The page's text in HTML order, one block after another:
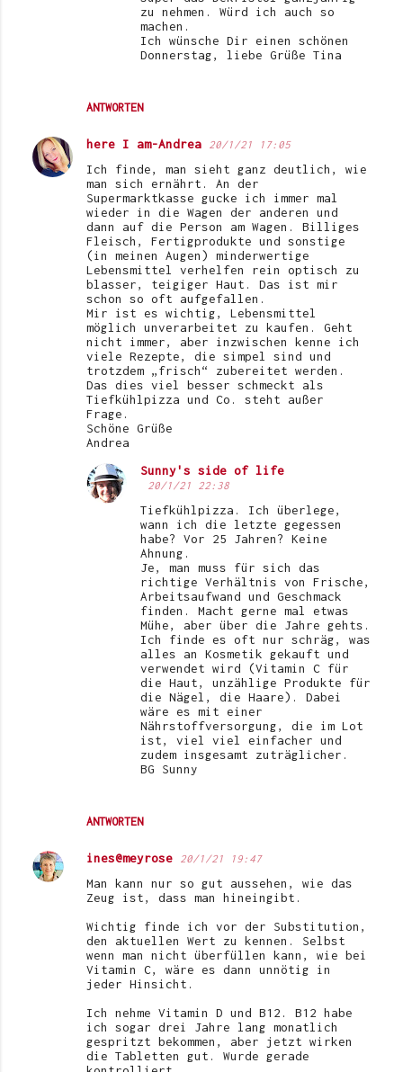
ANTWORTEN
zu nehmen. Würd ich auch so
machen.
Ich wünsche Dir einen schönen
Donnerstag, liebe Grüße Tina
here I am-Andrea 20/1/21 17:05
Ich finde, man sieht ganz deutlich, wie
man sich ernährt. An der
Supermarktkasse gucke ich immer mal
wieder in die Wagen der anderen und
dann auf die Person am Wagen. Billiges
Fleisch, Fertigprodukte und sonstige
(in meinen Augen) minderwertige
Lebensmittel verhelfen rein optisch zu
blasser, teigiger Haut. Das ist mir
schon so oft aufgefallen.
Mir ist es wichtig, Lebensmittel
möglich unverarbeitet zu kaufen. Geht
nicht immer, aber inzwischen kenne ich
viele Rezepte, die simpel sind und
trotzdem „frisch“ zubereitet werden.
Das dies viel besser schmeckt als
Tiefkühlpizza und Co. steht außer
Frage.
Schöne Grüße
Andrea
ANTWORTEN
Sunny's side of life
20/1/21 22:38
Tiefkühlpizza. Ich überlege,
wann ich die letzte gegessen
habe? Vor 25 Jahren? Keine
Ahnung.
Je, man muss für sich das
richtige Verhältnis von Frische,
Arbeitsaufwand und Geschmack
finden. Macht gerne mal etwas
Mühe, aber über die Jahre gehts.
Ich finde es oft nur schräg, was
alles an Kosmetik gekauft und
verwendet wird (Vitamin C für
die Haut, unzählige Produkte für
die Nägel, die Haare). Dabei
wäre es mit einer
Nährstoffversorgung, die im Lot
ist, viel viel einfacher und
zudem insgesamt zuträglicher.
BG Sunny
ines@meyrose 20/1/21 19:47
Man kann nur so gut aussehen, wie das
Zeug ist, dass man hineingibt.
Wichtig finde ich vor der Substitution,
den aktuellen Wert zu kennen. Selbst
wenn man nicht überfüllen kann, wie bei
Vitamin C, wäre es dann unnötig in
jeder Hinsicht.
Ich nehme Vitamin D und B12. B12 habe
ich sogar drei Jahre lang monatlich
gespritzt bekommen, aber jetzt wirken
die Tabletten gut. Wurde gerade